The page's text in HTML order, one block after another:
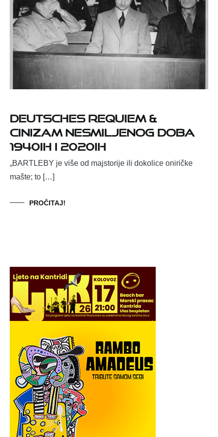
DEUTSCHES REQUIEM &
Cinizam nesmiljenog doba
1940ih i 2020ih
„BARTLEBY je više od majstorije ili dokolice oniričke
mašte; to […]
PROČITAJ!